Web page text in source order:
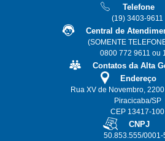
Telefone
(19) 3403-9611
Central de
(SOMENTE
0800 772 9611 ou
Contatos da Alta
Endereço
Rua XV de Novembro,
Piracicaba/SP
CEP 13417-100
CNPJ
50.853.555/0001-